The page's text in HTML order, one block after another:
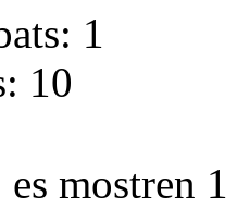
1
10
es mostren